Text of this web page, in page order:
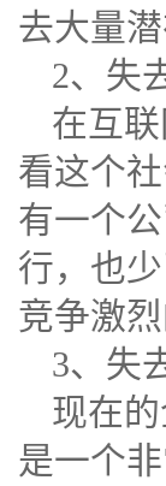
去大量潜
2、失
在互
看这个
有一个
行，也
竞争激
3、失
现在
是一个